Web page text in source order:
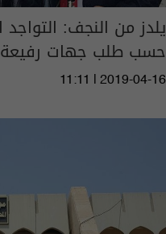
يلدز من النجف:
حسب طلب جهات
11:11 | 2019-04-16